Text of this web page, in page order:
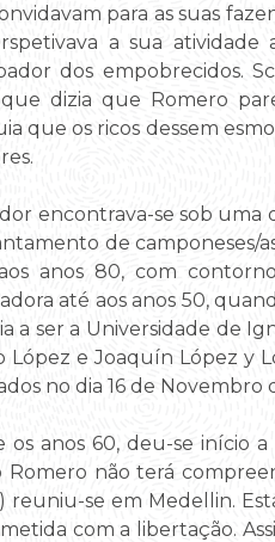
para as suas
a sua
dos empobrecidos.
dizia que Romero
que os ricos dessem
encontrava-se sob uma
de camponeses/
anos 80, com
até aos anos 50,
a ser a Universidade de
López e Joaquín López y
no dia 16 de Novembro
os anos 60, deu-se início
Romero não terá
reuniu-se em Medellin.
com a libertação.